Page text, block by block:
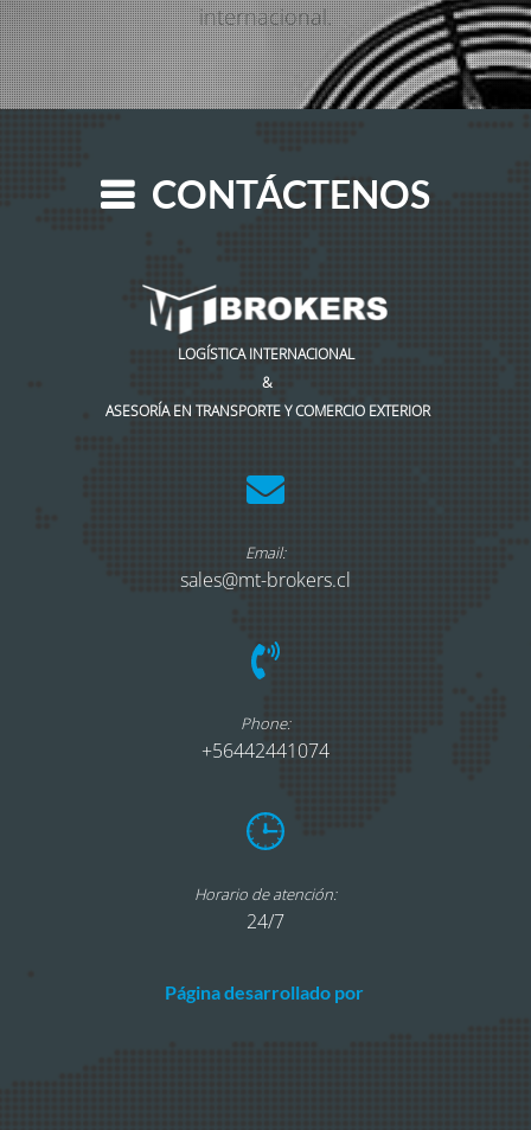
internacional.
CONTÁCTENOS
LOGÍSTICA INTERNACIONAL
&
ASESORÍA EN TRANSPORTE Y COMERCIO EXTERIOR
Email:
sales@mt-brokers.cl
Phone:
+56442441074
Horario de atención:
24/7
Página desarrollado por